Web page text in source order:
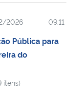
2026 09:11
Pública para
do
itens)